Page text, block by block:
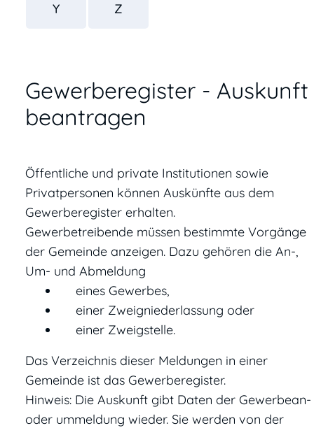
Y Z
Gewerberegister - Auskunft
beantragen
Öffentliche und private Institutionen sowie
Privatpersonen können Auskünfte aus dem
Gewerberegister erhalten.
Gewerbetreibende müssen bestimmte Vorgänge
der Gemeinde anzeigen. Dazu gehören die An-,
Um- und Abmeldung
eines Gewerbes,
einer Zweigniederlassung oder
einer Zweigstelle.
DasVerzeichnis dieser Meldungen in einer
Gemeinde ist das Gewerberegister.
Hinweis:Die Auskunft gibt Daten der Gewerbean-
oder ummeldung wieder. Sie werden von der